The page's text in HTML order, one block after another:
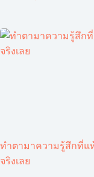
ทำตามาความรู้สึกที่แ
จริงเลย